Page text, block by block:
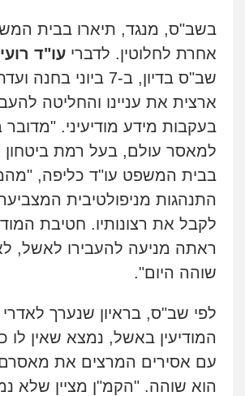
בשב"ס, מנגד, תיארו בבית
אחרת לחלוטין. לדברי עו"ד
שב"ס בדיון, ב-7 ביוני
ארצית את עניינו והחליטה
בעקבות מידע מודיעיני.
למאסר עולם, בעל רמת ביטחון
בבית המשפט עו"ד כליפה,
התנהגות מניפולטיבית המצביעה
לקבל את רצונותיו. חטיבת
ראתה מניעה להעבירו לאשל,
שוהה היום".
לפי שב"ס, בראיון שנערך לאדרי
המודיעין באשל, נמצא שאין לו
עם אסירים המרצים את
הוא שוהה. "הקמ"ן מציין שלא